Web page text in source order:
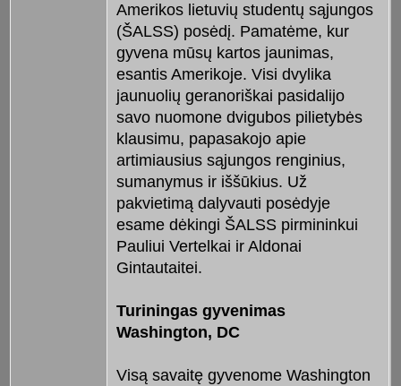
Amerikos lietuvių studentų sąjungos
(ŠALSS) posėdį. Pamatėme, kur
gyvena mūsų kartos jaunimas,
esantis Amerikoje. Visi dvylika
jaunuolių geranoriškai pasidalijo
savo nuomone dvigubos pilietybės
klausimu, papasakojo apie
artimiausius sąjungos renginius,
sumanymus ir iššūkius. Už
pakvietimą dalyvauti posėdyje
esame dėkingi ŠALSS pirmininkui
Pauliui Vertelkai ir Aldonai
Gintautaitei.
Turiningas gyvenimas
Washington, DC
Visą savaitę gyvenome Washington